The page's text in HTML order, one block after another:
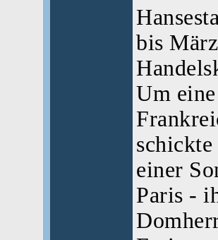
bis
Um
einer
Paris -